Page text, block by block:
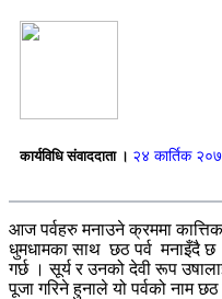
कार्यविधि संवाददाता । २४ कार्तिक
आज पर्वहरु मनाउने क्रममा
धुमधामका साथ छठ पर्व मनाइँदै छ
गर्छ । सूर्य र उनको देवी रूप
पूजा गरिने हुनाले यो पर्वको नाम छठ